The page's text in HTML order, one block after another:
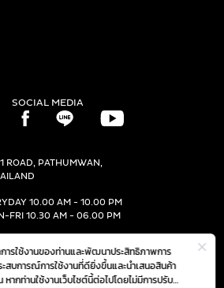
ารใช้งานของท่านและพัฒนาประสิทธิภาพการ
สบการณ์การใช้งานที่ดียิ่งขึ้นและนำเสนอสินค้า
หากท่านใช้งานเว็บไซต์นี้ต่อไปโดยไม่มีการปรับ
SOCIAL MEDIA
ROAD, PATHUMWAN,
10.00 AM - 10.00 PM
FRI 10.30 AM - 06.00 PM